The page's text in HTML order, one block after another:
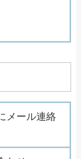
メール連絡